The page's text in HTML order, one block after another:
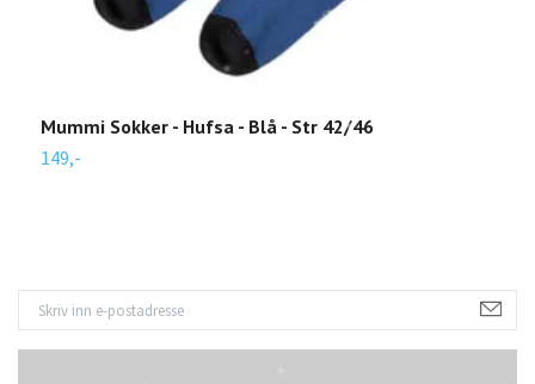
Mummi Sokker - Hufsa - Blå - Str 42/46
149,-